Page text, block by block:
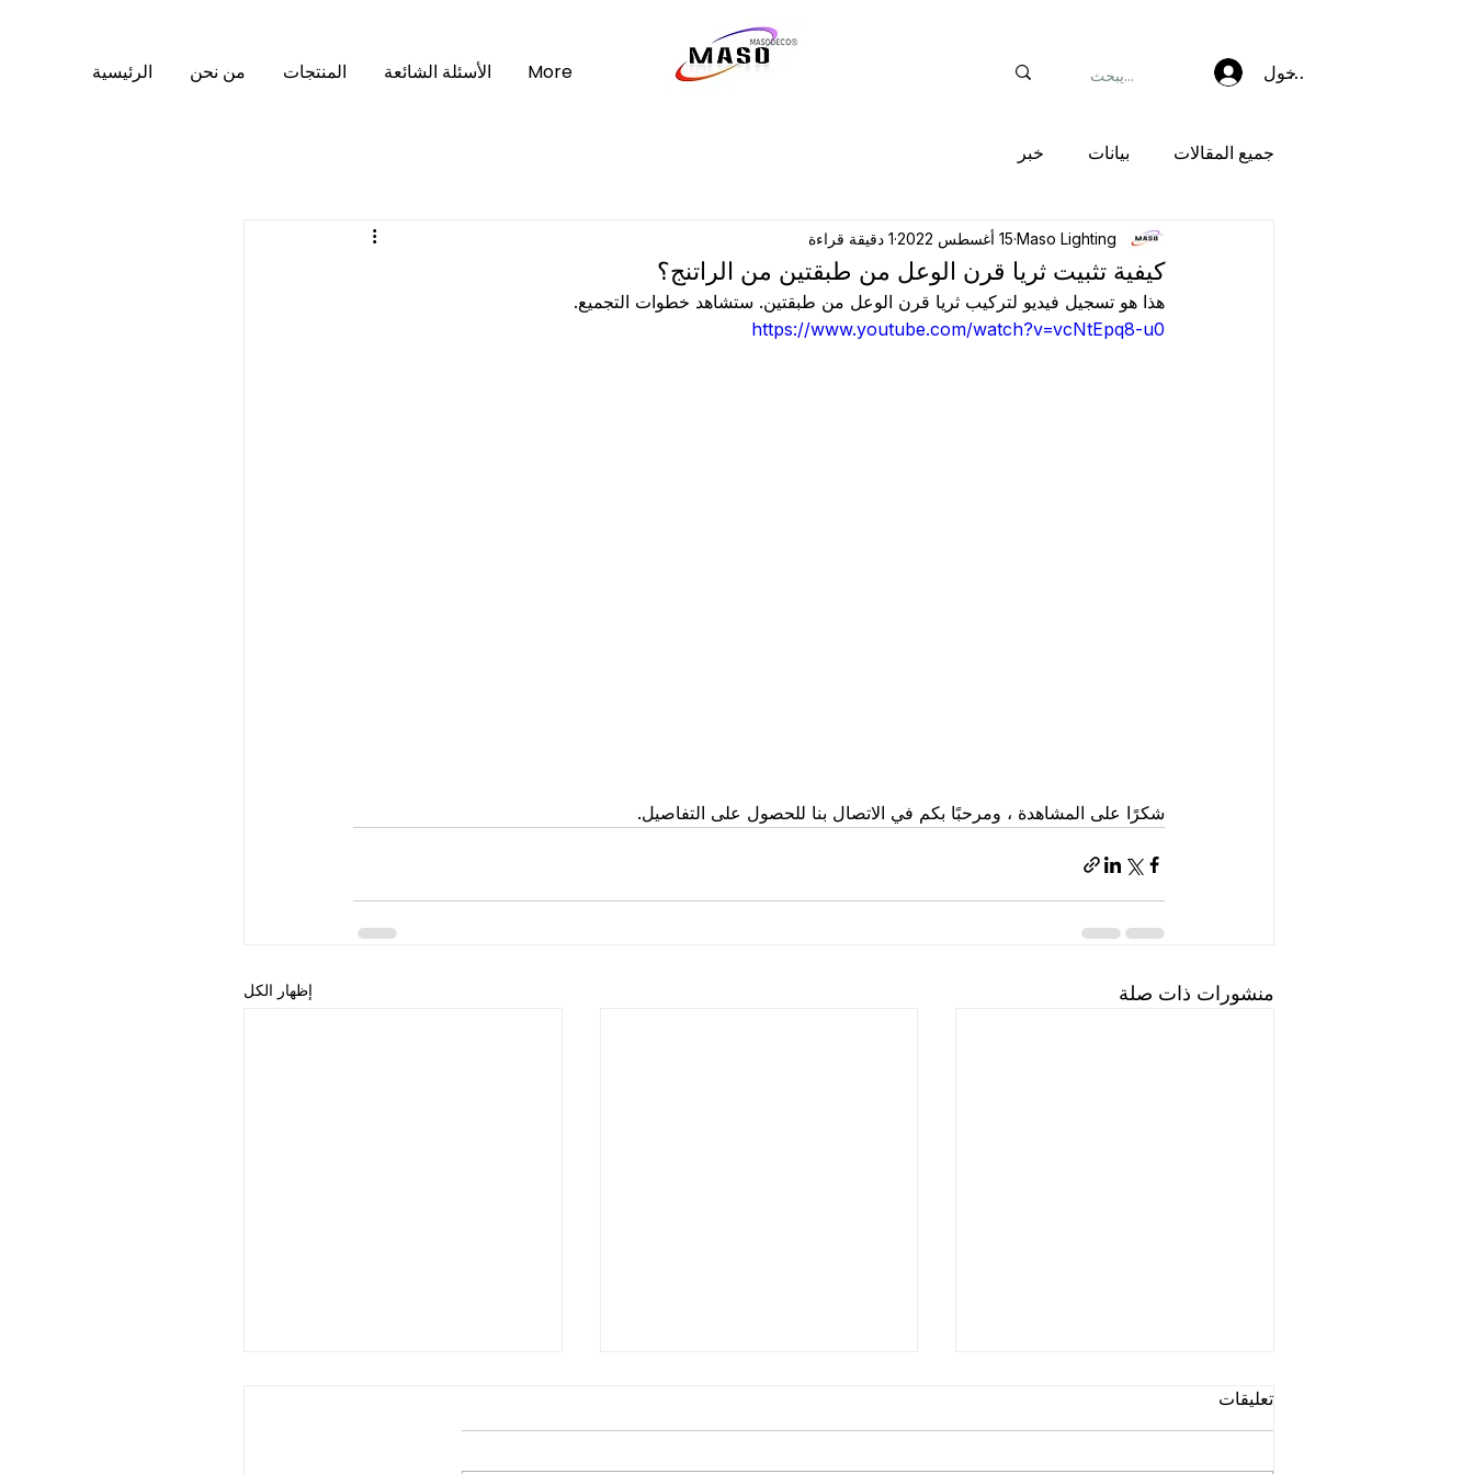
الرئيسية من نحن المنتجات الأسئلة الشائعة More تسجيل الدخول
جميع المقالات بيانات خبر
كيفية تثبيت ثريا قرن الوعل من طبقتين من الراتنج؟
Maso Lighting 15 أغسطس 2022 1 دقيقة قراءة
هذا هو تسجيل فيديو لتركيب ثريا قرن الوعل من طبقتين. ستشاهد خطوات التجميع.
https://www.youtube.com/watch?v=vcNtEpq8-u0
شكرًا على المشاهدة ، ومرحبًا بكم في الاتصال بنا للحصول على التفاصيل.
منشورات ذات صلة إظهار الكل
تعليقات